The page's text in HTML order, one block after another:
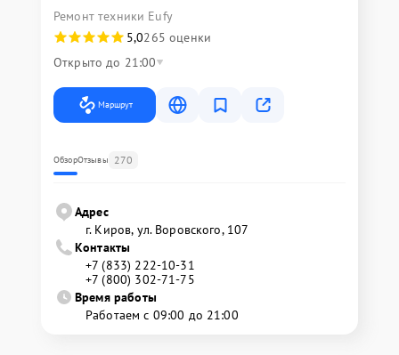
Ремонт техники Eufy
5,0265 оценки
Открыто до 21:00
Маршрут
ОбзорОтзывы 270
Адрес
г. Киров, ул. Воровского, 107
Контакты
+7 (833) 222-10-31
+7 (800) 302-71-75
Время работы
Работаем с 09:00 до 21:00